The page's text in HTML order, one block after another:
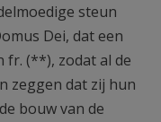
steun
Dei, dat een
fr. (**), zodat al de
zeggen dat zij hun
bouw van de